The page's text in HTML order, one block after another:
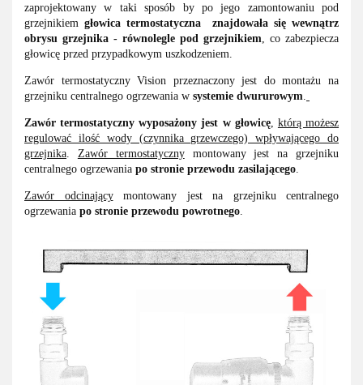
zaprojektowany w taki sposób by po jego zamontowaniu pod
grzejnikiem głowica termostatyczna znajdowała się wewnątrz
obrysu grzejnika - równolegle pod grzejnikiem, co zabezpiecza
głowicę przed przypadkowym uszkodzeniem.
Zawór termostatyczny Vision przeznaczony jest do montażu na
grzejniku centralnego ogrzewania w systemie dwururowym.
Zawórtermostatyczny wyposażony jest w głowicę, którą możesz
regulować ilość wody (czynnika grzewczego) wpływającego do
grzejnika. Zawór termostatyczny
montowany jest na grzejniku
centralnego ogrzewania po stronie przewodu zasilającego.
Zawór odcinającymontowany jest na grzejniku centralnego
ogrzewania po stronie przewodu powrotnego.